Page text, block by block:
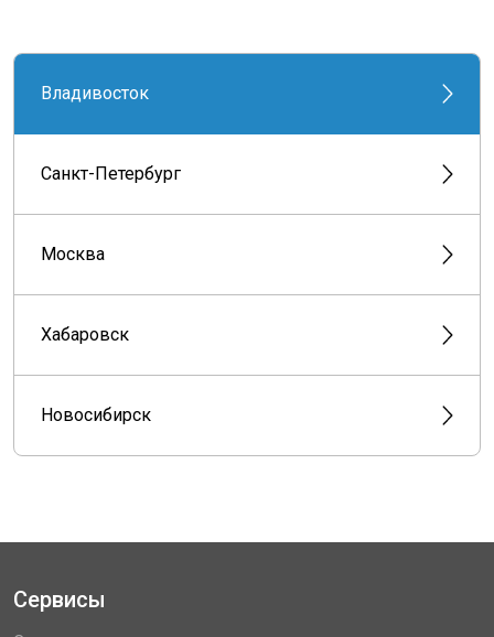
Владивосток
Санкт-Петербург
Москва
Хабаровск
Новосибирск
Сервисы